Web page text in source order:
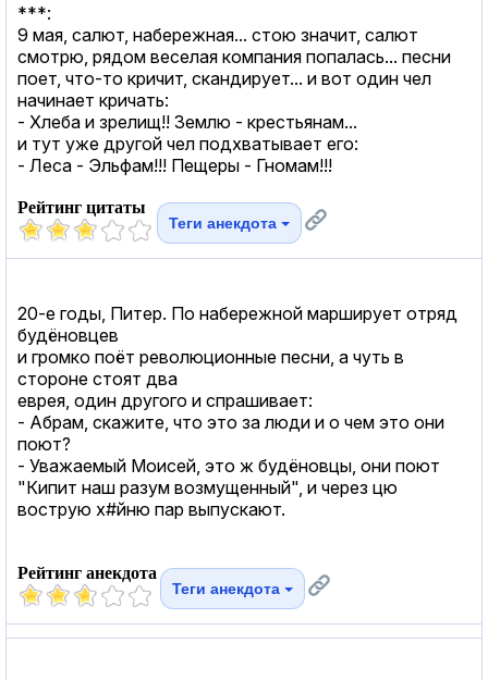
***:
9 мая, салют, набережная... стою значит, салют
смотрю, рядом веселая компания попалась... песни
поет, что-то кричит, скандирует... и вот один чел
начинает кричать:
- Хлеба и зрелищ!! Землю - крестьянам...
и тут уже другой чел подхватывает его:
- Леса - Эльфам!!! Пещеры - Гномам!!!
Рейтинг цитаты
Теги анекдота
20-е годы, Питер. По набережной марширует отряд
будёновцев
и громко поёт революционные песни, а чуть в
стороне стоят два
еврея, один другого и спрашивает:
- Абрам, скажите, что это за люди и о чем это они
поют?
- Уважаемый Моисей, это ж будёновцы, они поют
"Кипит наш разум возмущенный", и через цю
вострую х#йню пар выпускают.
Рейтинг анекдота
Теги анекдота